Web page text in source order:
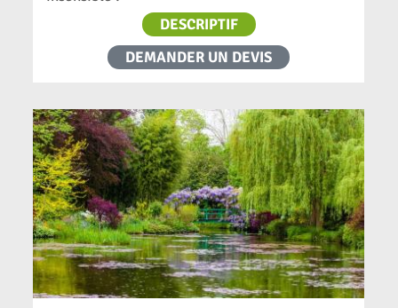
DESCRIPTIF
DEMANDER UN DEVIS